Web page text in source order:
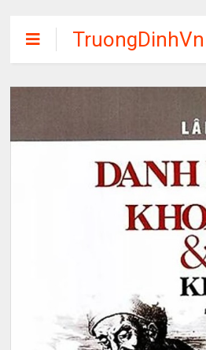
TruongDinhVn
Chia sẽ ebook,
các khóa học,
tập miễn phí